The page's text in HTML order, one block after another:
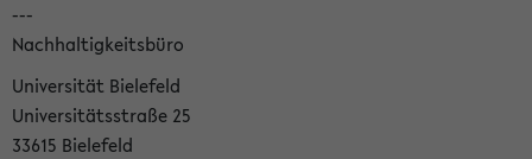
---
Nachhaltigkeitsbüro
Universität Bielefeld
Universitätsstraße 25
33615 Bielefeld